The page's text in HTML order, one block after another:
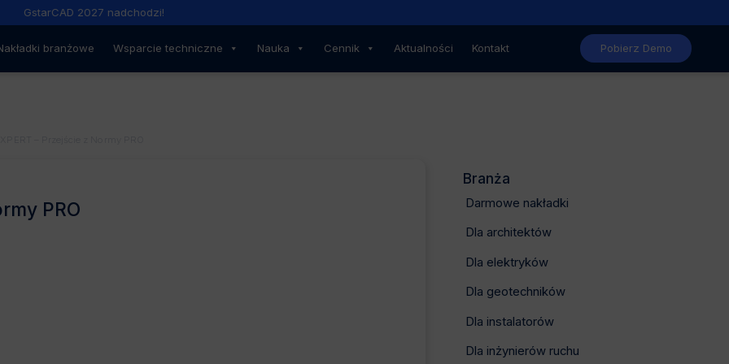
GstarCAD 2027 nadchodzi!
branżowe Wsparcie techniczne Nauka Cennik Aktualności Kontakt Pobierz Demo
PRO
Branża
Darmowe nakładki
Dla architektów
Dla elektryków
Dla geotechników
Dla instalatorów
Dla inżynierów ruchu